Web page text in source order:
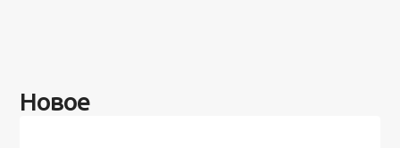
Новое